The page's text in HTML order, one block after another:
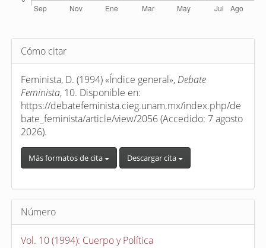
Detalles
del
artículo
Cómo citar
Feminista, D. (1994) «Índice general», Debate
Feminista, 10. Disponible en:
https://debatefeminista.cieg.unam.mx/index.php/de
bate_feminista/article/view/2056 (Accedido: 7 agosto
2026).
Más formatos de cita Descargar cita
Número
Vol. 10 (1994): Cuerpo y Política